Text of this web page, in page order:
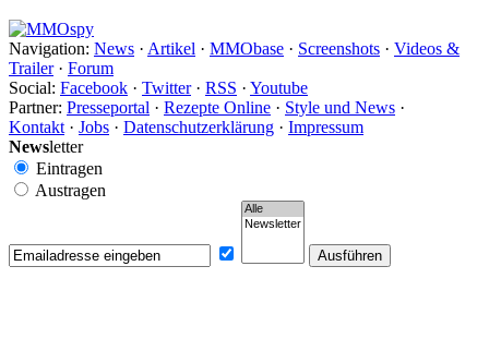
Navigation: News · Artikel · MMObase · Screenshots · Videos &
Trailer· Forum
Social: Facebook · Twitter· RSS · Youtube
Partner: Presseportal · Rezepte Online · Style und News ·
Kontakt · Jobs · Datenschutzerklärung · Impressum
Newsletter
Eintragen
Austragen